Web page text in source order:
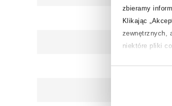
zbieramy
Klikając
zewnętrznych,
niektóre pliki
na temat